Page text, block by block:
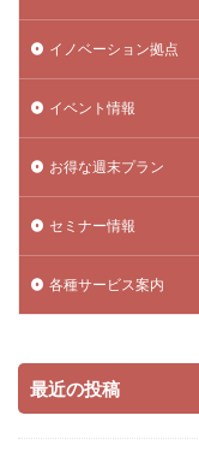
イノベーション拠点
イベント情報
お得な週末プラン
セミナー情報
各種サービス案内
最近の投稿